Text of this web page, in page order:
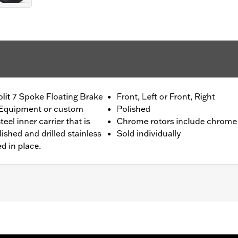
7 Spoke Floating Brake
or custom
inner carrier that is
and drilled stainless
in place.
Front, Left or Front, Right
Polished
Chrome rotors include
Sold individually
mount.